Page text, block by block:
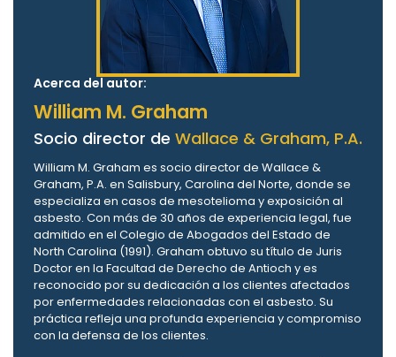
Acerca del autor:
William M. Graham
Socio director de Wallace & Graham, P.A.
William M. Graham es socio director de Wallace &
Graham, P.A. en Salisbury, Carolina del Norte, donde se
especializa en casos de mesotelioma y exposición al
asbesto. Con más de 30 años de experiencia legal, fue
admitido en el Colegio de Abogados del Estado de
North Carolina (1991). Graham obtuvo su título de Juris
Doctor en la Facultad de Derecho de Antioch y es
reconocido por su dedicación a los clientes afectados
por enfermedades relacionadas con el asbesto. Su
práctica refleja una profunda experiencia y compromiso
con la defensa de los clientes.